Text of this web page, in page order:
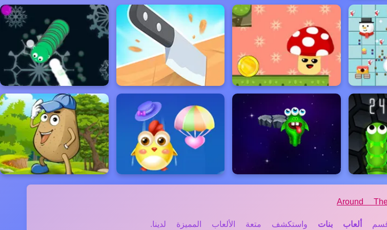
Around
ألعاب بنات واستكشف متعة الألعاب المميزة لدينا.